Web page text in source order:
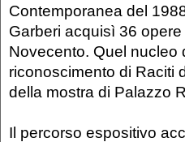
Contemporanea del
Garberi acquisì 36
Novecento. Quel nucleo
riconoscimento di Raciti
della mostra di Palazzo
Il percorso espositivo